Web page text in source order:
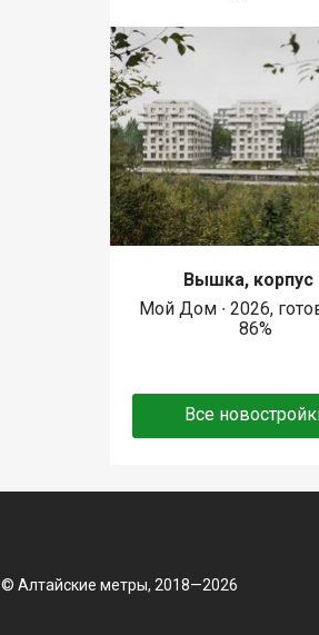
Вышка, корпус
Мой Дом ∙ 2026,
86%
Все
© Алтайские метры, 2018—2026